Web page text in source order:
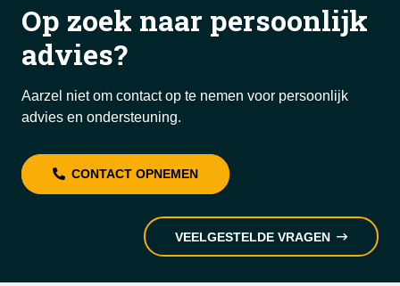
Op zoek naar persoonlijk
advies?
Aarzel niet om contact op te nemen voor persoonlijk
advies en ondersteuning.
CONTACT OPNEMEN
VEELGESTELDE VRAGEN